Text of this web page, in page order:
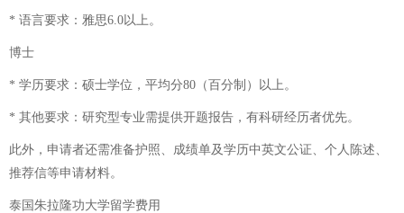
* 语言要求：雅思6.0以上。
博士
* 学历要求：硕士学位，平均分80（百分制）以上。
* 其他要求：研究型专业需提供开题报告，有科研经历者优先。
此外，申请者还需准备护照、成绩单及学历中英文公证、个人陈述、
推荐信等申请材料。
泰国朱拉隆功大学留学费用